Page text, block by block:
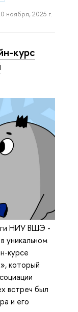
ноября, 2025 г.
курс
НИУ ВШЭ -
уникальном
курсе
который
встреч был
и его